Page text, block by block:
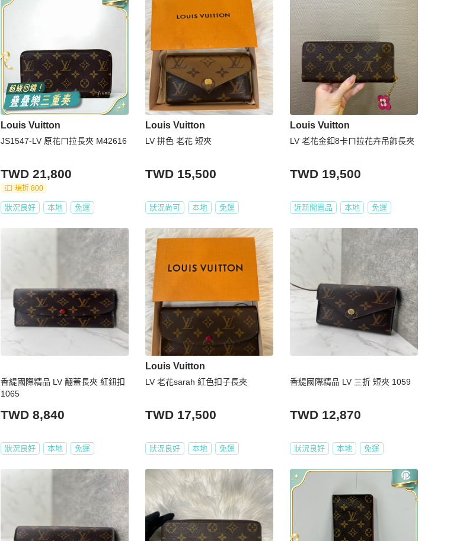
Louis Vuitton
JS1547-LV 原花ㄇ拉長夾 M42616
TWD 21,800
現折 800
狀況良好 本地 免運
Louis Vuitton
LV 拼色 老花 短夾
TWD 15,500
狀況尚可 本地 免運
Louis Vuitton
LV 老花金釦8卡ㄇ拉花卉吊飾長夾
TWD 19,500
近新閒置品 本地 免運
香緹國際精品 LV 翻蓋長夾 紅鈕扣
1065
TWD 8,840
狀況良好 本地 免運
Louis Vuitton
LV 老花sarah 紅色扣子長夾
TWD 17,500
狀況良好 本地 免運
香緹國際精品 LV 三折 短夾 1059
TWD 12,870
狀況良好 本地 免運